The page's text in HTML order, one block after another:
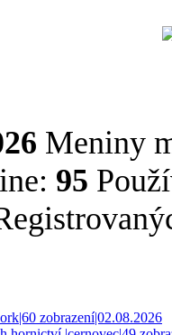
Meniny
95